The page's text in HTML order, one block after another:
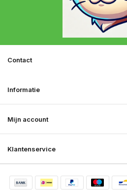
Klantenservice
Mijn account
Informatie
Contact